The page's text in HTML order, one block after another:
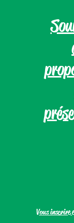
Vous inscrire